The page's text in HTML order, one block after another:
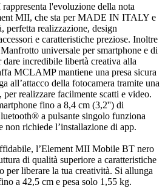
l'evoluzione della nota
MII, che sta per MADE IN ITALY e
realizzazione, design
e caratteristiche preziose. Inoltre
universale per smartphone e di
incredibile libertà creativa alla
MCLAMP mantiene una presa sicura
all’attacco della fotocamera tramite una
realizzare facilmente scatti e video.
fino a 8,4 cm (3,2'') di
a pulsante singolo funziona
non richiede l’installazione di app.
l’Element MII Mobile BT nero
di qualità superiore a caratteristiche
per liberare la tua creatività. Si allunga
a 42,5 cm e pesa solo 1,55 kg.